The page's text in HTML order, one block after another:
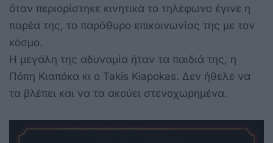
όταν περιορίστηκε κινητικά το τηλέφωνο έγινε η
παρέα της, το παράθυρο επικοινωνίας της με τον
κόσμο.
Η μεγάλη της αδυναμία ήταν τα παιδιά της, η
Πόπη Κιαπόκα κι ο Takis Kiapokas. Δεν ήθελε να
τα βλέπει και να τα ακούει στενοχωρημένα.